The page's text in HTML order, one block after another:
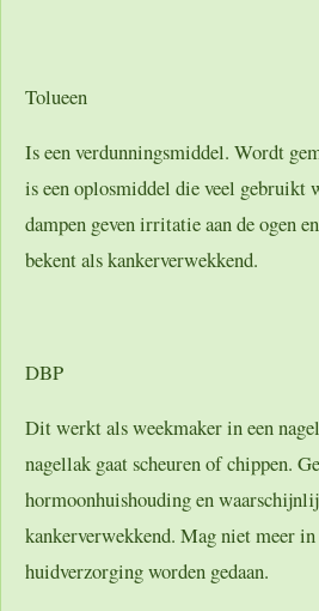
Tolueen
Is een verdunningsmiddel. Wordt
is een oplosmiddel die veel gebruikt
dampen geven irritatie aan de ogen
bekent als kankerverwekkend.
DBP
Dit werkt als weekmaker in een
nagellak gaat scheuren of chippen.
hormoonhuishouding en
kankerverwekkend. Mag niet meer in
huidverzorging worden gedaan.